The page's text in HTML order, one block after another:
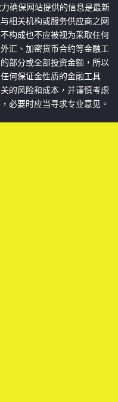
确保网站提供的信息是最新
相关机构或服务供应商之网
构成也不应被视为采取任何
汇、加密货币合约等金融工
部分或全部投资金额，所以
何保证金性质的金融工具
的风险和成本，并谨慎考虑
必要时应当寻求专业意见。